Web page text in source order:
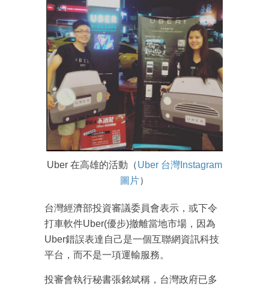
Uber 在高雄的活動（Uber 台灣Instagram
圖片）
台灣經濟部投資審議委員會表示，或下令
打車軟件Uber(優步)撤離當地市場，因為
Uber錯誤表達自己是一個互聯網資訊科技
平台，而不是一項運輸服務。
投審會執行秘書張銘斌稱，台灣政府已多